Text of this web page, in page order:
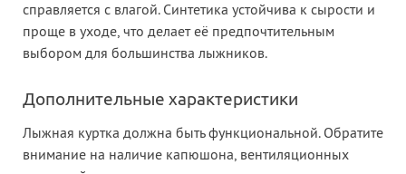
справляется с влагой. Синтетика устойчива к сырости и
проще в уходе, что делает её предпочтительным
выбором для большинства лыжников.
Дополнительные характеристики
Лыжная куртка должна быть функциональной. Обратите
внимание на наличие капюшона, вентиляционных